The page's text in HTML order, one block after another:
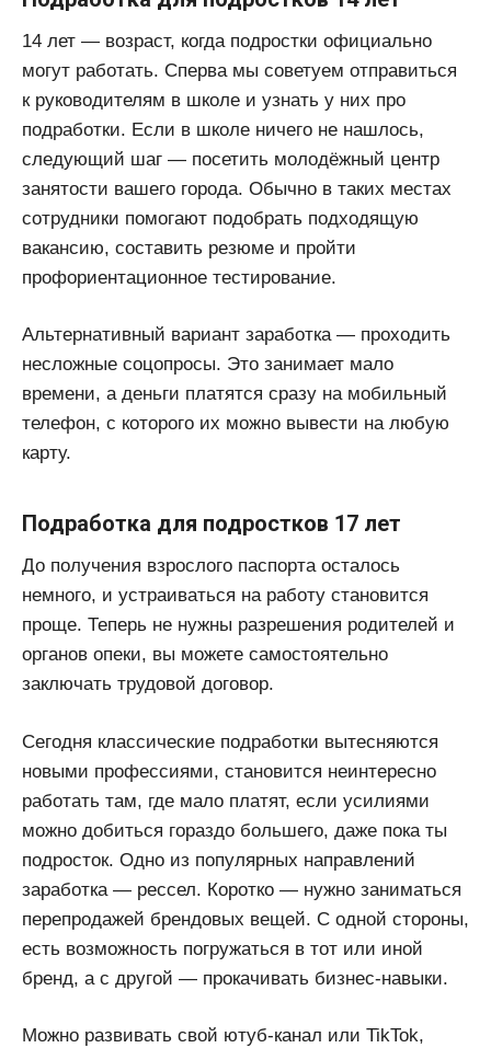
14 лет — возраст, когда подростки официально
могут работать. Сперва мы советуем отправиться
к руководителям в школе и узнать у них про
подработки. Если в школе ничего не нашлось,
следующий шаг — посетить молодёжный центр
занятости вашего города. Обычно в таких местах
сотрудники помогают подобрать подходящую
вакансию, составить резюме и пройти
профориентационное тестирование.
Альтернативный вариант заработка — проходить
несложные соцопросы. Это занимает мало
времени, а деньги платятся сразу на мобильный
телефон, с которого их можно вывести на любую
карту.
Подработка для подростков 17 лет
До получения взрослого паспорта осталось
немного, и устраиваться на работу становится
проще. Теперь не нужны разрешения родителей и
органов опеки, вы можете самостоятельно
заключать трудовой договор.
Сегодня классические подработки вытесняются
новыми профессиями, становится неинтересно
работать там, где мало платят, если усилиями
можно добиться гораздо большего, даже пока ты
подросток. Одно из популярных направлений
заработка — рессел. Коротко — нужно заниматься
перепродажей брендовых вещей. С одной стороны,
есть возможность погружаться в тот или иной
бренд, а с другой — прокачивать бизнес-навыки.
Можно развивать свой ютуб-канал или TikTok,